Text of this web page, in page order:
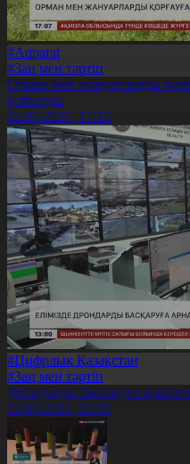
#Aqparat
#Заң мен тәртіп
Орман мен жануарларды
қойылды
22.06.2026, 17:12
#Цифрлық Қазақстан
#Заң мен тәртіп
Дрондарды басқаруға
22.06.2026, 13:03